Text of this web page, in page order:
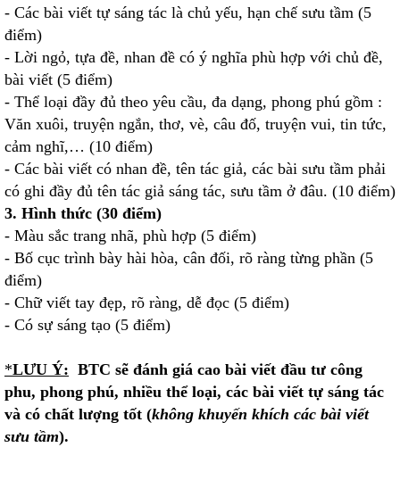
- Các bài viết tự sáng tác là chủ yếu, hạn chế sưu tầm (5
điểm)
- Lời ngỏ, tựa đề, nhan đề có ý nghĩa phù hợp với chủ đề,
bài viết (5 điểm)
- Thể loại đầy đủ theo yêu cầu, đa dạng, phong phú gồm :
Văn xuôi, truyện ngắn, thơ, vè, câu đố, truyện vui, tin tức,
cảm nghĩ,… (10 điểm)
- Các bài viết có nhan đề, tên tác giả, các bài sưu tầm phải
có ghi đầy đủ tên tác giả sáng tác, sưu tầm ở đâu. (10 điểm)
3. Hình thức (30 điểm)
- Màu sắc trang nhã, phù hợp (5 điểm)
- Bố cục trình bày hài hòa, cân đối, rõ ràng từng phần (5
điểm)
- Chữ viết tay đẹp, rõ ràng, dễ đọc (5 điểm)
- Có sự sáng tạo (5 điểm)
*LƯU Ý: BTC sẽ đánh giá cao bài viết đầu tư công
phu, phong phú, nhiều thể loại, các bài viết tự sáng tác
và có chất lượng tốt (không khuyến khích các bài viết
sưu tầm).